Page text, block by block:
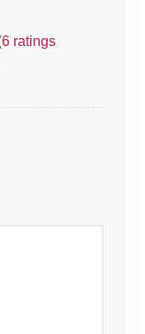
6 ratings